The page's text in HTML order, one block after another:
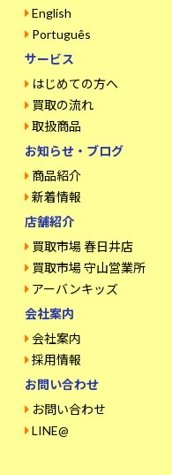
English
Português
サービス
はじめての方へ
買取の流れ
取扱商品
お知らせ・ブログ
商品紹介
新着情報
店舗紹介
買取市場 春日井店
買取市場 守山営業所
アーバンキッズ
会社案内
会社案内
採用情報
お問い合わせ
お問い合わせ
LINE@